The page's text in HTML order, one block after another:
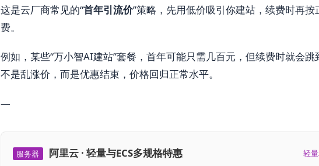
这是云厂商常见的“首年引流价”策略，先用低价吸引你建站，续费时再按
费。
例如，某些“万小智AI建站”套餐，首年可能只需几百元，但续费时就会
不是乱涨价，而是优惠结束，价格回归正常水平。
—
服务器 阿里云 · 轻量与ECS多规格特惠 轻